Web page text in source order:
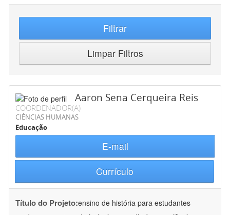
Filtrar
Limpar Filtros
Aaron Sena Cerqueira Reis
COORDENADOR(A)
CIÊNCIAS HUMANAS
Educação
E-mail
Currículo
Título do Projeto:ensino de história para estudantes